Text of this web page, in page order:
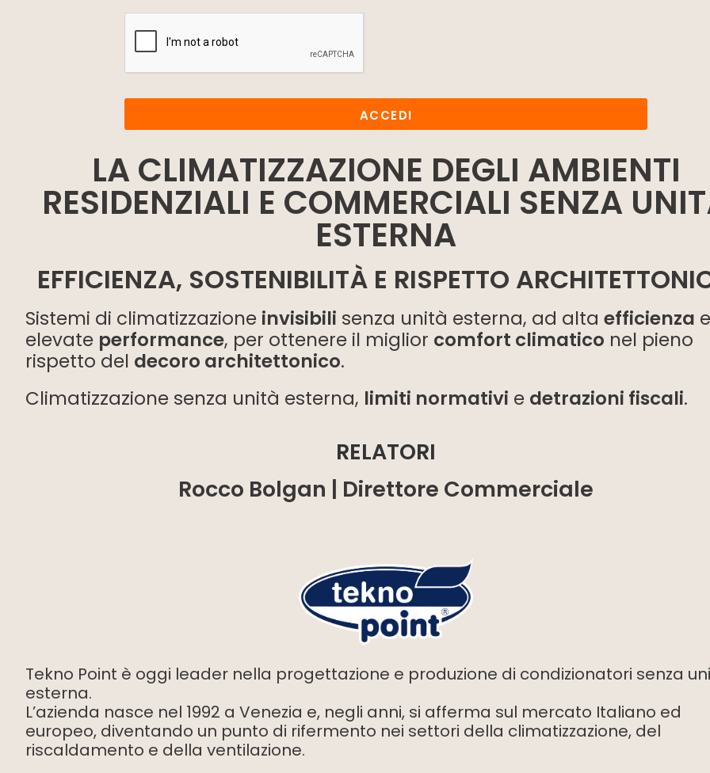
ACCEDI
LA CLIMATIZZAZIONE DEGLI AMBIENTI
RESIDENZIALI E COMMERCIALI SENZA
ESTERNA
EFFICIENZA, SOSTENIBILITÀ E RISPETTO
Sistemi di climatizzazione invisibili senza unità esterna, ad alta efficienza e
elevate performance, per ottenere il miglior comfort climatico nel pieno
rispetto del decoro architettonico.
Climatizzazione senza unità esterna, limiti normativi e detrazioni fiscali.
RELATORI
Rocco Bolgan | Direttore Commerciale
Tekno Point è oggi leader nella progettazione e produzione di condizionatori senza
esterna.
L’azienda nasce nel 1992 a Venezia e, negli anni, si afferma sul mercato Italiano ed
europeo, diventando un punto di rifermento nei settori della climatizzazione, del
riscaldamento e della ventilazione.